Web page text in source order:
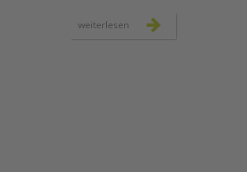
weiterlesen presseschau:
tandem